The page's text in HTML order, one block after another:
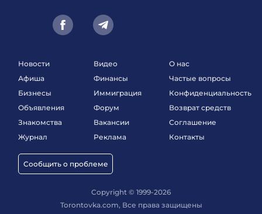
Новости
Афиша
Бизнесы
Объявления
Знакомства
Журнал
Сообщить о проблеме
Видео
Финансы
Иммиграция
Форум
Вакансии
Реклама
О нас
Частые вопросы
Конфиденциальность
Возврат средств
Соглашение
Контакты
Copyright © 1999-2026
Torontovka.com, Все права защищены